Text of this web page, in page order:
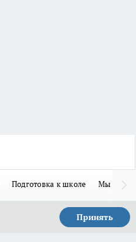
Подготовка к школе Мы в MAX
Принять